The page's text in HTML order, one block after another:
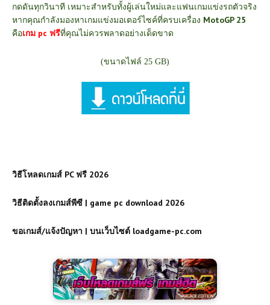
กดดันทุกวินาที เหมาะสำหรับทั้งผู้เล่นใหม่และแฟนเกมแข่งรถตัวจริง
หากคุณกำลังมองหาเกมแข่งมอเตอร์ไซค์ที่ครบเครื่อง MotoGP 25
คือเกม pc ฟรีที่คุณไม่ควรพลาดอย่างเด็ดขาด
(ขนาดไฟล์ 25 GB)
วิธีโหลดเกมส์ PC ฟรี 2026
วิธีติดตั้งลงเกมส์พีซี | game pc download 2026
ขอเกมส์/แจ้งปัญหา | บนเว็บไซต์ loadgame-pc.com